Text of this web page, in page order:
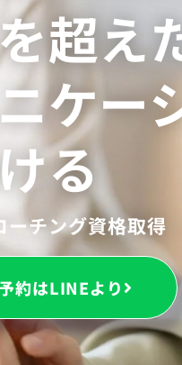
超え
ケー
る
チング資格取
約はLINEより